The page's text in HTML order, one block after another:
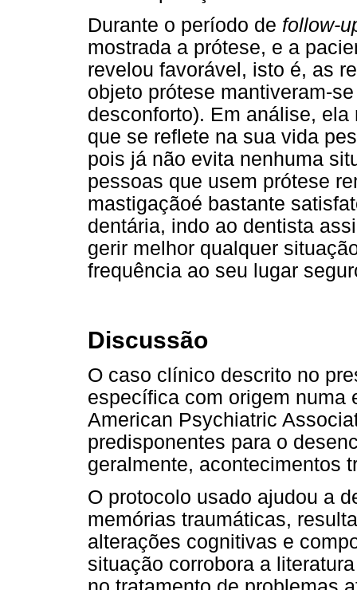
Durante o período de follow-
mostrada a prótese, e a
revelou favorável, isto é, as
objeto prótese mantiveram-
desconforto). Em análise,
que se reflete na sua vida
pois já não evita nenhuma
pessoas que usem prótese
mastigaçãoé bastante
dentária, indo ao dentista
gerir melhor qualquer
frequência ao seu lugar
Discussão
O caso clínico descrito no
específica com origem numa
American Psychiatric
predisponentes para o
geralmente, acontecimentos
O protocolo usado ajudou a
memórias traumáticas,
alterações cognitivas e
situação corrobora a